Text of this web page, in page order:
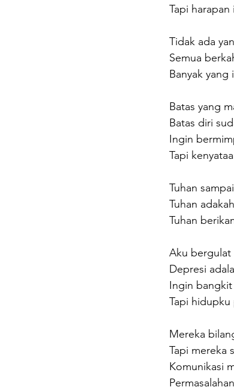
Tapi
Tidak ada
Semua
Banyak
Batas yang
Batas diri
Ingin
Tapi
Tuhan
Tuhan
Tuhan
Aku bergulat
Depresi
Ingin
Tapi hidupku
Mereka
Tapi mereka
Komunikasi